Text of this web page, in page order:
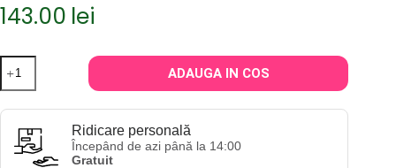
143.00 lei
Cantitate
Spray
pentru
reimprospatare
Root
Refresh
ADAUGA IN COS
Ridicare personală
Începând de azi până la 14:00
Gratuit